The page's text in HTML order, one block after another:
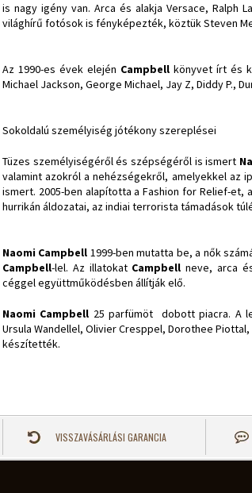
is nagy igény van. Arca és alakja Versace, Ralph
világhírű fotósok is fényképezték, köztük Steven
Az 1990-es évek elején Campbell könyvet írt és
Michael Jackson, George Michael, Jay Z, Diddy P.,
Sokoldalú személyiség jótékony szereplései
Tüzes személyiségéről és szépségéről is ismert
valamint azokról a nehézségekről, amelyekkel az
ismert. 2005-ben alapította a Fashion for Relief-
hurrikán áldozatai, az indiai terrorista támadások
Naomi Campbell 1999-ben mutatta be, a nők
Campbell-lel. Az illatokat Campbell neve, arca
céggel együttműködésben állítják elő.
Naomi Campbell 25 parfümöt dobott piacra. A
Ursula Wandellel, Olivier Cresppel, Dorothee
készítették.
VISSZAVÁSÁRLÁSI GARANCIA